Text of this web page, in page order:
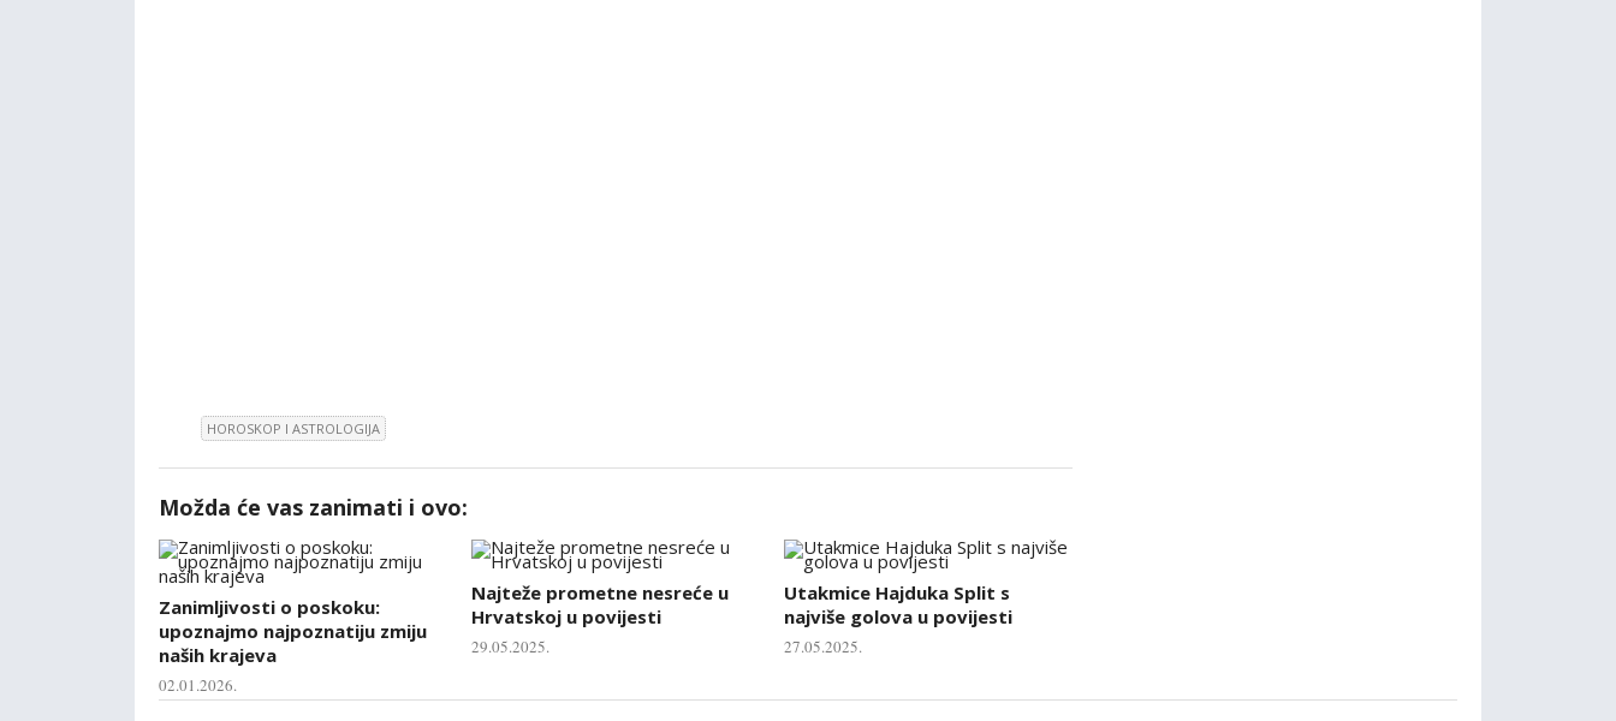
HOROSKOP I ASTROLOGIJA
Možda će vas zanimati i ovo:
Zanimljivosti o poskoku:
upoznajmo najpoznatiju zmiju
naših krajeva
02.01.2026.
Najteže prometne nesreće u
Hrvatskoj u povijesti
29.05.2025.
Utakmice Hajduka Split s
najviše golova u povijesti
27.05.2025.